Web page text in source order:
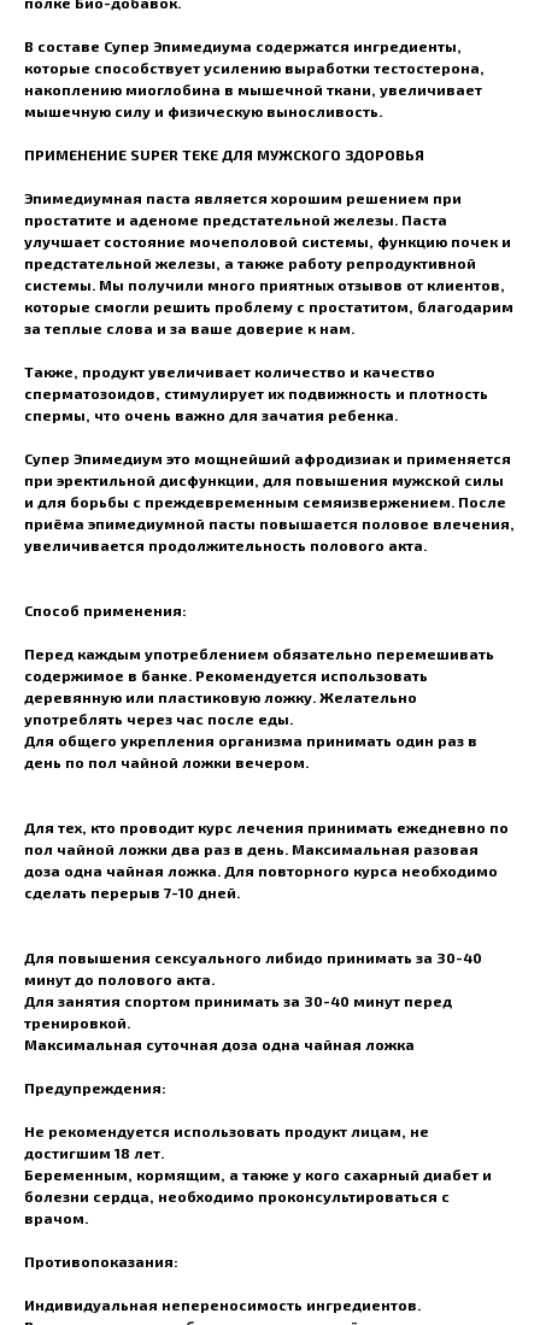
В составе Супер Эпимедиума содержатся ингредиенты,
которые способствует усилению выработки тестостерона,
накоплению миоглобина в мышечной ткани, увеличивает
мышечную силу и физическую выносливость.
ПРИМЕНЕНИЕ SUPER TEKE ДЛЯ МУЖСКОГО ЗДОРОВЬЯ
Эпимедиумная паста является хорошим решением при
простатите и аденоме предстательной железы. Паста
улучшает состояние мочеполовой системы, функцию почек и
предстательной железы, а также работу репродуктивной
системы. Мы получили много приятных отзывов от клиентов,
которые смогли решить проблему с простатитом, благодарим
за теплые слова и за ваше доверие к нам.
Также, продукт увеличивает количество и качество
сперматозоидов, стимулирует их подвижность и плотность
спермы, что очень важно для зачатия ребенка.
Супер Эпимедиум это мощнейший афродизиак и применяется
при эректильной дисфункции, для повышения мужской силы
и для борьбы с преждевременным семяизвержением. После
приёма эпимедиумной пасты повышается половое влечения,
увеличивается продолжительность полового акта.
Способ применения:
Перед каждым употреблением обязательно перемешивать
содержимое в банке. Рекомендуется использовать
деревянную или пластиковую ложку. Желательно
употреблять через час после еды.
Для общего укрепления организма принимать один раз в
день по пол чайной ложки вечером.
Для тех, кто проводит курс лечения принимать ежедневно по
пол чайной ложки два раз в день. Максимальная разовая
доза одна чайная ложка. Для повторного курса необходимо
сделать перерыв 7-10 дней.
Для повышения сексуального либидо принимать за 30-40
минут до полового акта.
Для занятия спортом принимать за 30-40 минут перед
тренировкой.
Максимальная суточная доза одна чайная ложка
Предупреждения:
Не рекомендуется использовать продукт лицам, не
достигшим 18 лет.
Беременным, кормящим, а также у кого сахарный диабет и
болезни сердца, необходимо проконсультироваться с
врачом.
Противопоказания:
Индивидуальная непереносимость ингредиентов.